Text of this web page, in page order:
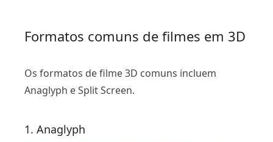
Formatos comuns de filmes em 3D
Os formatos de filme 3D comuns incluem
Anaglyph e Split Screen.
1. Anaglyph